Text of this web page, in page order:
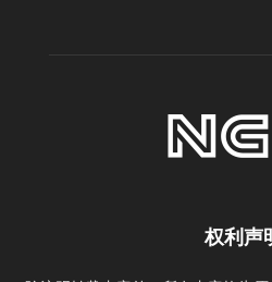
权利声